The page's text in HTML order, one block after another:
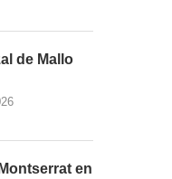
de Mallo
en